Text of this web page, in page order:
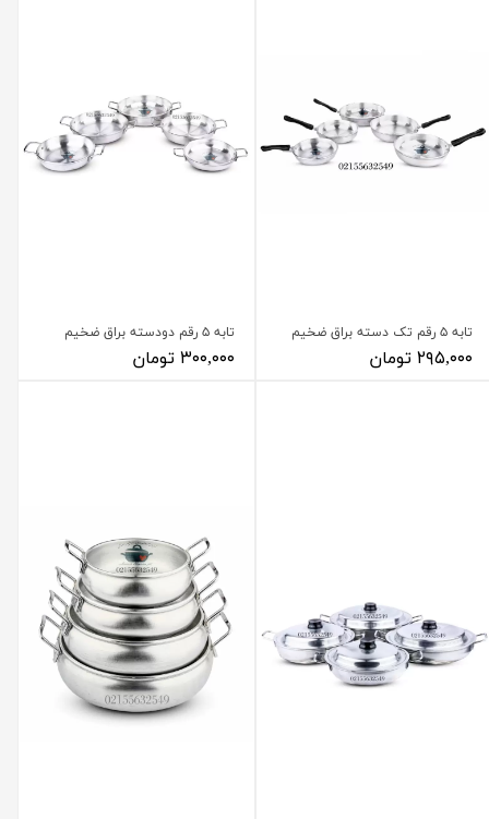
تابه ۵ رقم تک دسته براق ضخیم
۲۹۵,۰۰۰ تومان
تابه ۵ رقم دودسته براق ضخیم
۳۰۰,۰۰۰ تومان